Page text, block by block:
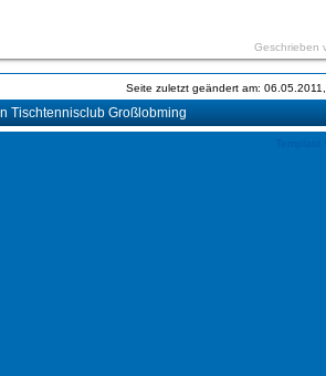
Geschrieben
Seite zuletzt geändert am:
Tischtennisclub Großlobming